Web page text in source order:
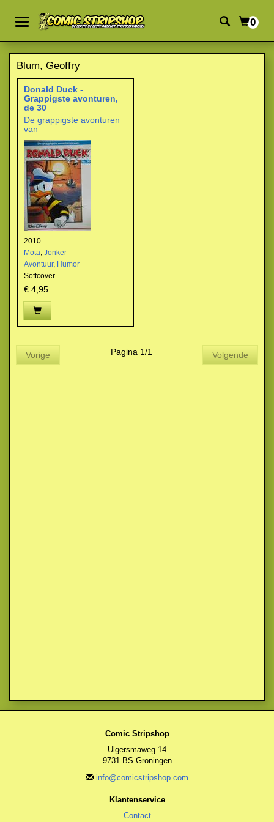
0
Blum, Geoffry
Donald Duck -
Grappigste avonturen,
de 30
De grappigste avonturen
van
2010
Mota, Jonker
Avontuur, Humor
Softcover
€ 4,95
Vorige Pagina 1/1 Volgende
Comic Stripshop
Ulgersmaweg 14
9731 BS Groningen
info@comicstripshop.com
Klantenservice
Contact